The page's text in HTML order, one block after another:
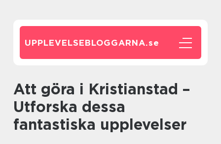
UPPLEVELSEBLOGGARNA.se
Att göra i Kristianstad –
Utforska dessa
fantastiska upplevelser